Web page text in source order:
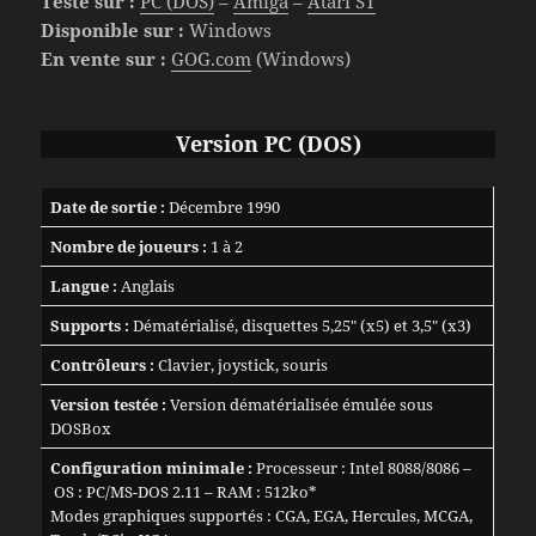
Disponible sur : Windows
En vente sur : GOG.com (Windows)
Version PC (DOS)
Date de sortie : Décembre 1990
Nombre de joueurs : 1 à 2
Langue : Anglais
Supports : Dématérialisé, disquettes 5,25″ (x5) et 3,5″ (x3)
Contrôleurs : Clavier, joystick, souris
Version testée : Version dématérialisée émulée sous
DOSBox
Configuration minimale : Processeur : Intel 8088/8086 –
OS : PC/MS-DOS 2.11 – RAM : 512ko*
Modes graphiques supportés : CGA, EGA, Hercules, MCGA,